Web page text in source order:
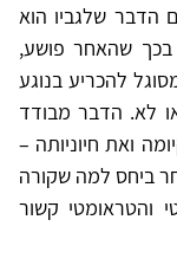
הדבר שלגביו הוא
שהאחר פושע,
להכריע בנוגע
לא. הדבר מבודד
ואת חיוניותה –
ביחס למה שקורה
והטראומטי קשור